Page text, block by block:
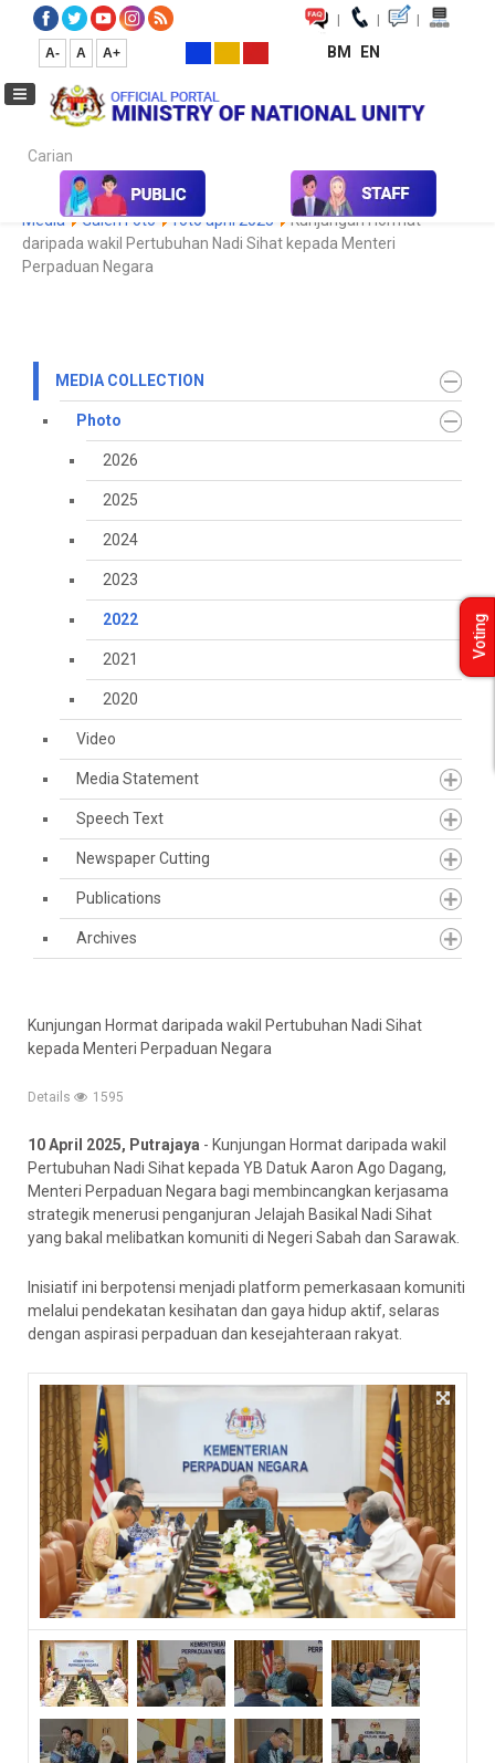
| | |
A- A A+ BM EN
Carian...
Media Media Collection Photo 2022
Koleksi
Media
Galeri Foto foto april 2025
Kunjungan Hormat
daripada wakil Pertubuhan Nadi Sihat kepada Menteri
Perpaduan Negara
MEDIA COLLECTION
Photo
2026
2025
2024
2023
2022
2021
2020
Video
Media Statement
Speech Text
Newspaper Cutting
Publications
Archives
Kunjungan Hormat daripada wakil Pertubuhan Nadi Sihat
kepada Menteri Perpaduan Negara
Details 1595
10 April 2025, Putrajaya - Kunjungan Hormat daripada wakil
Pertubuhan Nadi Sihat kepada YB Datuk Aaron Ago Dagang,
Menteri Perpaduan Negara bagi membincangkan kerjasama
strategik menerusi penganjuran Jelajah Basikal Nadi Sihat
yang bakal melibatkan komuniti di Negeri Sabah dan Sarawak.
Inisiatif ini berpotensi menjadi platform pemerkasaan komuniti
melalui pendekatan kesihatan dan gaya hidup aktif, selaras
dengan aspirasi perpaduan dan kesejahteraan rakyat.
Voting